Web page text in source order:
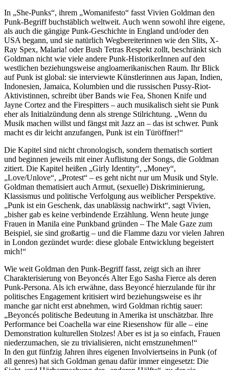
In „She-Punks“, ihrem „Womanifesto“ fasst Vivien Goldman den
Punk-Begriff buchstäblich weltweit. Auch wenn sowohl ihre eigene,
als auch die gängige Punk-Geschichte in England und/oder den
USA begann, und sie natürlich Wegbereiterinnen wie den Slits, X-
Ray Spex, Malaria! oder Bush Tetras Respekt zollt, beschränkt sich
Goldman nicht wie viele andere Punk-HistorikerInnen auf den
westlichen beziehungsweise angloamerikanischen Raum. Ihr Blick
auf Punk ist global: sie interviewte Künstlerinnen aus Japan, Indien,
Indonesien, Jamaica, Kolumbien und die russischen Pussy-Riot-
Aktivistinnen, schreibt über Bands wie Fea, Shonen Knife und
Jayne Cortez and the Firespitters – auch musikalisch sieht sie Punk
eher als Initialzündung denn als strenge Stilrichtung. „Wenn du
Musik machen willst und fängst mit Jazz an – das ist schwer. Punk
macht es dir leicht anzufangen, Punk ist ein Türöffner!“
Die Kapitel sind nicht chronologisch, sondern thematisch sortiert
und beginnen jeweils mit einer Auflistung der Songs, die Goldman
zitiert. Die Kapitel heißen „Girly Identity“, „Money“,
„Love/Unlove“, „Protest“ – es geht nicht nur um Musik und Style.
Goldman thematisiert auch Armut, (sexuelle) Diskriminierung,
Klassismus und politische Verfolgung aus weiblicher Perspektive.
„Punk ist ein Geschenk, das unablässig nachwirkt“, sagt Vivien,
„bisher gab es keine verbindende Erzählung. Wenn heute junge
Frauen in Manila eine Punkband gründen – The Male Gaze zum
Beispiel, sie sind großartig – und die Flamme dazu vor vielen Jahren
in London gezündet wurde: diese globale Entwicklung begeistert
mich!“
Wie weit Goldman den Punk-Begriff fasst, zeigt sich an ihrer
Charakterisierung von Beyoncés Alter Ego Sasha Fierce als deren
Punk-Persona. Als ich erwähne, dass Beyoncé hierzulande für ihr
politisches Engagement kritisiert wird beziehungsweise es ihr
manche gar nicht erst abnehmen, wird Goldman richtig sauer:
„Beyoncés politische Bedeutung in Amerika ist unschätzbar. Ihre
Performance bei Coachella war eine Riesenshow für alle – eine
Demonstration kulturellen Stolzes! Aber es ist ja so einfach, Frauen
niederzumachen, sie zu trivialisieren, nicht ernstzunehmen!“
In den gut fünfzig Jahren ihres eigenen Involviertseins in Punk (of
all genres) hat sich Goldman genau dafür immer eingesetzt: Die